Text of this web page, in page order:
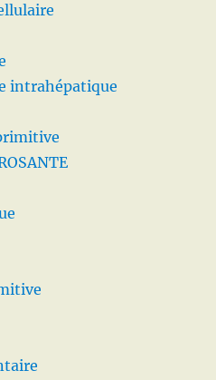
intrahépatique